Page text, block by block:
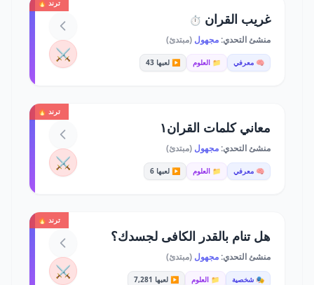
ترند 🔥
غريب القران ⏱️
منشئ التحدي:مجهول (مبتدئ)
🧠 معرفي 📁 العلوم ▶️ لعبها 43 ⚔️
ترند 🔥
معاني كلمات القران١
منشئ التحدي:مجهول (مبتدئ)
🧠 معرفي 📁 العلوم ▶️ لعبها 6 ⚔️
ترند 🔥
هل تنام بالقدر الكافى لجسدك؟
منشئ التحدي:مجهول (مبتدئ)
🎭 شخصية 📁 العلوم ▶️ لعبها 7,281 ⚔️